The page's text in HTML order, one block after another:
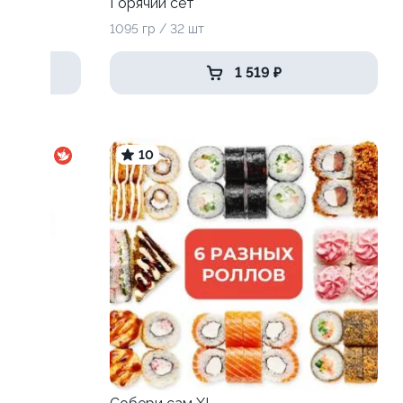
1095 гр / 32 шт
1 519 ₽
10